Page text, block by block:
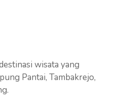
wisata yang
Pantai, Tambakrejo,